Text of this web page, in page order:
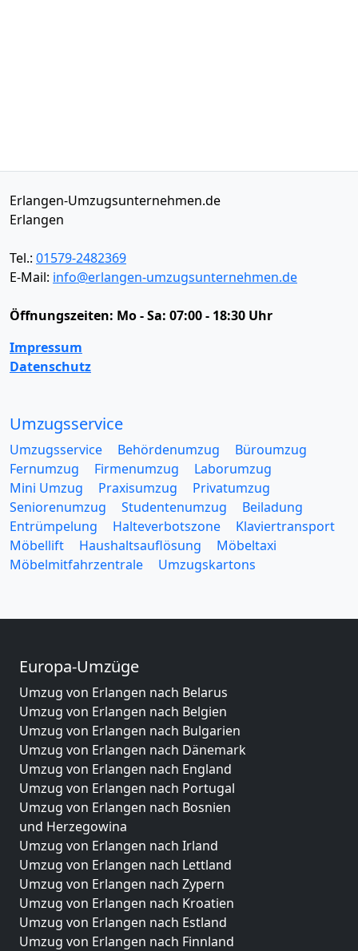
Erlangen-Umzugsunternehmen.de
Erlangen
Tel.: 01579-2482369
E-Mail: info@erlangen-umzugsunternehmen.de
Öffnungszeiten: Mo - Sa: 07:00 - 18:30 Uhr
Impressum
Datenschutz
Umzugsservice
Umzugsservice Behördenumzug
Büroumzug
Fernumzug
Firmenumzug
Laborumzug
Mini Umzug
Praxisumzug
Privatumzug
Seniorenumzug
Studentenumzug
Beiladung
Entrümpelung
Halteverbotszone
Klaviertransport
Möbellift
Haushaltsauflösung
Möbeltaxi
Möbelmitfahrzentrale
Umzugskartons
Europa-Umzüge
Umzug von Erlangen nach Belarus
Umzug von Erlangen nach Belgien
Umzug von Erlangen nach Bulgarien
Umzug von Erlangen nach Dänemark
Umzug von Erlangen nach England
Umzug von Erlangen nach Portugal
Umzug von Erlangen nach Bosnien
und Herzegowina
Umzug von Erlangen nach Irland
Umzug von Erlangen nach Lettland
Umzug von Erlangen nach Zypern
Umzug von Erlangen nach Kroatien
Umzug von Erlangen nach Estland
Umzug von Erlangen nach Finnland